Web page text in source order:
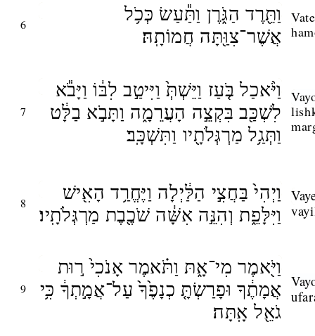
6
וַתֵּ֖רֶד הַגֹּ֑רֶן וַתַּ֕עַשׂ כְּכֹ֥ל
אֲשֶׁר־צִוַּ֖תָּה חֲמוֹתָֽהּ׃
7
וַיֹּ֨אכַל בֹּ֤עַז וַיֵּשְׁתְּ֙ וַיִּיטַ֣ב לִבּ֔וֹ וַיָּבֹ֕א
לִשְׁכַּ֖ב בִּקְצֵ֣ה הָעֲרֵמָ֑ה וַתָּבֹ֣א בַלָּ֔ט
וַתְּגַ֥ל מַרְגְּלֹתָ֖יו וַתִּשְׁכָּֽב׃
8
וַיְהִי֙ בַּחֲצִ֣י הַלַּ֔יְלָה וַיֶּחֱרַ֥ד הָאִ֖ישׁ
וַיִּלָּפֵ֑ת וְהִנֵּ֣ה אִשָּׁ֔ה שֹׁכֶ֖בֶת מַרְגְּלֹתָֽיו׃
9
וַיֹּ֖אמֶר מִי־אָ֑תּ וַתֹּ֗אמֶר אָנֹכִי֙ ר֣וּת
אֲמָתֶ֔ךָ וּפָרַשְׂתָּ֤ כְנָפֶ֙ךָ֙ עַל־אֲמָ֣תְךָ֔ כִּ֥י
גֹאֵ֖ל אָֽתָּה׃